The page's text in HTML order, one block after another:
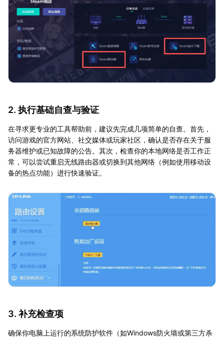
2. 执行基础自查与验证
在寻求更专业的工具帮助前，建议先完成几项简单的自查。首先，
访问游戏的官方网站、社交媒体或玩家社区，确认是否存在关于服
务器维护或已知故障的公告。其次，检查你的本地网络是否工作正
常，可以尝试重启无线路由器或切换到其他网络（例如使用移动设
备的热点功能）进行快速验证。
3. 补充检查项
确保你电脑上运行的系统防护软件（如Windows防火墙或第三方杀